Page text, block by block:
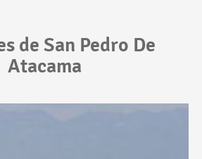
de San Pedro De
Atacama